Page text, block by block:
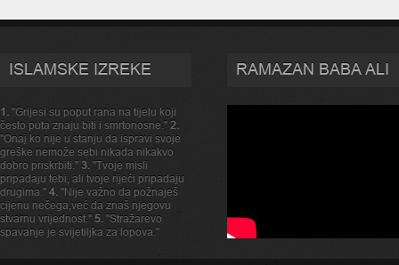
ISLAMSKE IZREKE
1. "Grijesi su poput rana na tijelu koji
često puta znaju biti i smrtonosne." 2.
"Onaj ko nije u stanju da ispravi svoje
greške nemože sebi nikada nikakvo
dobro priskrbiti." 3. "Tvoje misli
pripadaju tebi, ali tvoje rijeći pripadaju
drugima." 4. "Nije važno da požnaješ
cijenu nečega,već da znaš njegovu
stvarnu vrijednost." 5. "Stražarevo
spavanje je svijetiljka za lopova."
RAMAZAN BABA ALI